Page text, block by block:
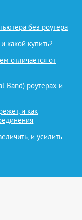
без роутера
какой купить?
отличается от
Band) роутерах и
и как
и усилить